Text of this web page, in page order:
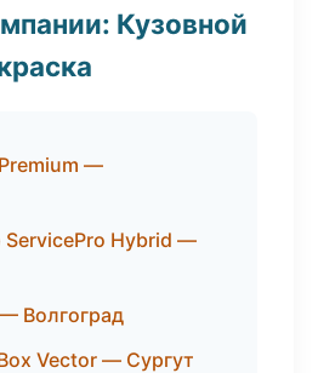
Кузовной
—
ServicePro Hybrid —
Волгоград
Vector — Сургут